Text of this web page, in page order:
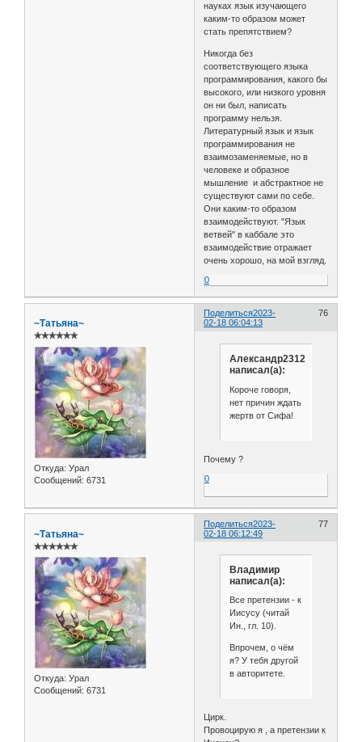
науках язык изучающего
каким-то образом может
стать препятствием?
Никогда без
соответствующего языка
программирования, какого бы
высокого, или низкого уровня
он ни был, написать
программу нельзя.
Литературный язык и язык
программирования не
взаимозаменяемые, но в
человеке и образное
мышление и абстрактное не
существуют сами по себе.
Они каким-то образом
взаимодействуют. "Язык
ветвей" в каббале это
взаимодействие отражает
очень хорошо, на мой взгляд.
0
Поделиться 76
2023-
02-18 06:04:13
~Татьяна~
✯✯✯✯✯✯
Откуда: Урал
Сообщений: 6731
Александр2312
написал(а):
Короче говоря,
нет причин ждать
жертв от Сифа!
Почему ?
0
Поделиться 77
2023-
02-18 06:12:49
~Татьяна~
✯✯✯✯✯✯
Откуда: Урал
Сообщений: 6731
Владимир
написал(а):
Все претензии - к
Иисусу (читай
Ин., гл. 10).
Впрочем, о чём
я? У тебя другой
в авторитете.
Цирк.
Провоцирую я , а претензии к